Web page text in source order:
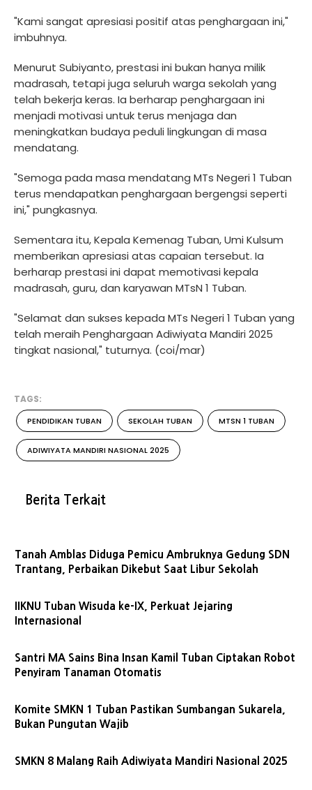
"Kami sangat apresiasi positif atas penghargaan ini,"
imbuhnya.
Menurut Subiyanto, prestasi ini bukan hanya milik
madrasah, tetapi juga seluruh warga sekolah yang
telah bekerja keras. Ia berharap penghargaan ini
menjadi motivasi untuk terus menjaga dan
meningkatkan budaya peduli lingkungan di masa
mendatang.
"Semoga pada masa mendatang MTs Negeri 1 Tuban
terus mendapatkan penghargaan bergengsi seperti
ini," pungkasnya.
Sementara itu, Kepala Kemenag Tuban, Umi Kulsum
memberikan apresiasi atas capaian tersebut. Ia
berharap prestasi ini dapat memotivasi kepala
madrasah, guru, dan karyawan MTsN 1 Tuban.
"Selamat dan sukses kepada MTs Negeri 1 Tuban yang
telah meraih Penghargaan Adiwiyata Mandiri 2025
tingkat nasional," tuturnya. (coi/mar)
TAGS:
PENDIDIKAN TUBAN SEKOLAH TUBAN MTSN 1 TUBAN
ADIWIYATA MANDIRI NASIONAL 2025
Berita Terkait
Tanah Amblas Diduga Pemicu Ambruknya Gedung SDN
Trantang, Perbaikan Dikebut Saat Libur Sekolah
IIKNU Tuban Wisuda ke-IX, Perkuat Jejaring
Internasional
Santri MA Sains Bina Insan Kamil Tuban Ciptakan Robot
Penyiram Tanaman Otomatis
Komite SMKN 1 Tuban Pastikan Sumbangan Sukarela,
Bukan Pungutan Wajib
SMKN 8 Malang Raih Adiwiyata Mandiri Nasional 2025